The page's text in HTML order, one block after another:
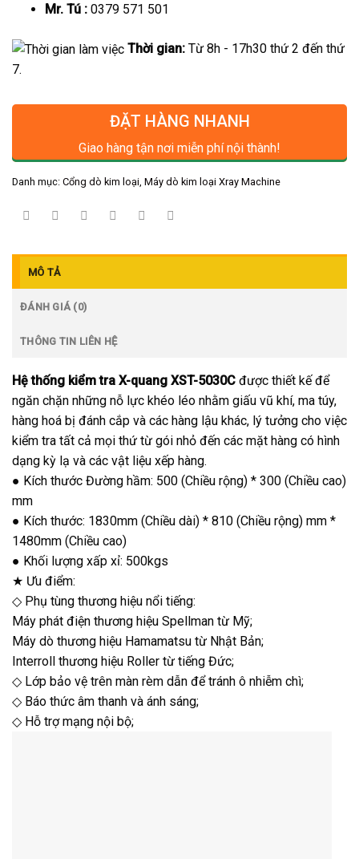
Mr. Tú :0379 571 501
Thời gian: Từ 8h - 17h30 thứ 2 đến thứ
7.
ĐẶT HÀNG NHANH
Giao hàng tận nơi miễn phí nội thành!
Danh mục: Cổng dò kim loại Máy dò kim loại Xray Machine
MÔ TẢ
ĐÁNH GIÁ (0)
THÔNG TIN LIÊN HỆ
Hệ thống kiểm tra X-quang XST-5030C được thiết kế để
ngăn chặn những nỗ lực khéo léo nhằm giấu vũ khí, ma túy,
hàng hoá bị đánh cắp và các hàng lậu khác, lý tưởng cho việc
kiểm tra tất cả mọi thứ từ gói nhỏ đến các mặt hàng có hình
dạng kỳ lạ và các vật liệu xếp hàng.
● Kích thước Đường hầm: 500 (Chiều rộng) * 300 (Chiều cao)
mm
● Kích thước: 1830mm (Chiều dài) * 810 (Chiều rộng) mm *
1480mm (Chiều cao)
● Khối lượng xấp xỉ: 500kgs
★ Ưu điểm:
◇ Phụ tùng thương hiệu nổi tiếng:
Máy phát điện thương hiệu Spellman từ Mỹ;
Máy dò thương hiệu Hamamatsu từ Nhật Bản;
Interroll thương hiệu Roller từ tiếng Đức;
◇ Lớp bảo vệ trên màn rèm dẫn để tránh ô nhiễm chì;
◇ Báo thức âm thanh và ánh sáng;
◇ Hỗ trợ mạng nội bộ;